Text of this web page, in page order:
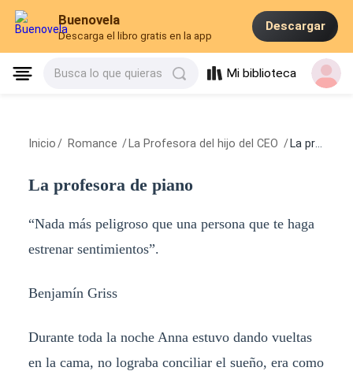
Buenovela
Descarga el libro gratis en la app
Descargar
Busca lo que quieras Mi biblioteca
Inicio / Romance / La Profesora del hijo del CEO / La profesora de piano
La profesora de piano
“Nada más peligroso que una persona que te haga
estrenar sentimientos”.
Benjamín Griss
Durante toda la noche Anna estuvo dando vueltas
en la cama, no lograba conciliar el sueño, era como